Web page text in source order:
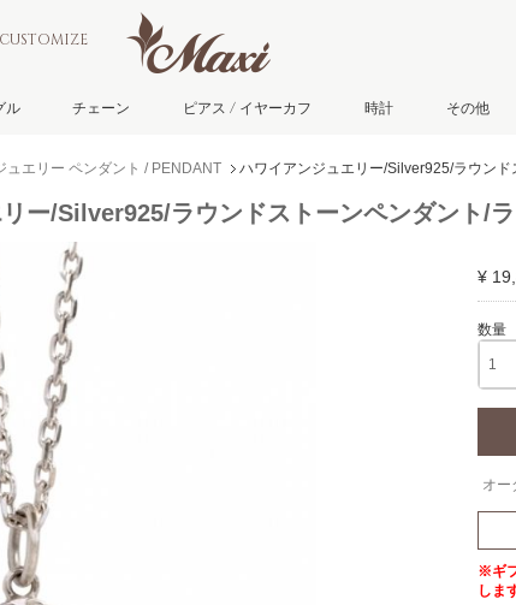
ル チェーン ピアス / イヤーカフ 時計 その他
ュエリー ペンダント / PENDANT ハワイアンジュエリー/Silver925/ラウン
ー/Silver925/ラウンドストーンペンダント/
¥
オー
※ギ
しま